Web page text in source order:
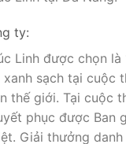
hàng trên các
về kiến thức và cơ
Linh tại Đà Nẵng:
ty:
Linh được chọn